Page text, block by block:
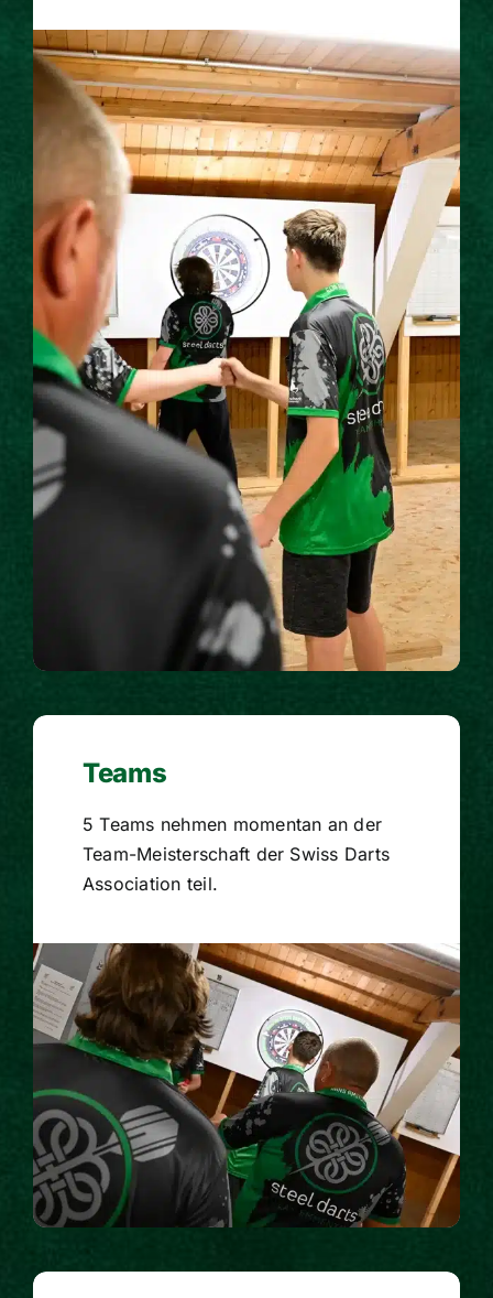
Teams
5 Teams nehmen momentan an der
Team-Meisterschaft der Swiss Darts
Association teil.